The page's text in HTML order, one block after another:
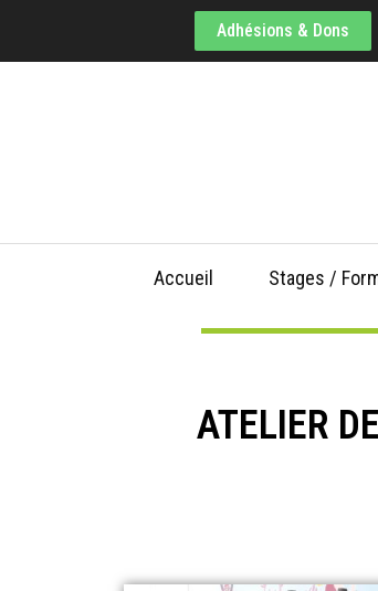
Adhésions & Dons
Accueil Stages /
ATELIER